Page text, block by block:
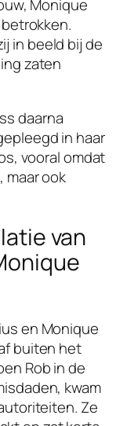
Monique
in beeld bij de
zaten
daarna
in haar
vooral omdat
maar ook
van
en Monique
buiten het
Rob in de
kwam
Ze